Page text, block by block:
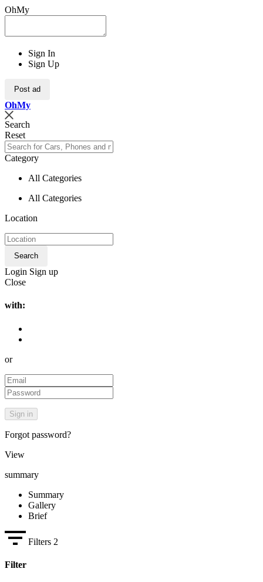
OhMy
Sign In
Sign Up
Post ad
OhMy
Search
Reset
Category
All Categories
All Categories
Location
Search
Login Sign up
Close
with:
or
Forgot password?
View
summary
Summary
Gallery
Brief
Filters 2
Filter